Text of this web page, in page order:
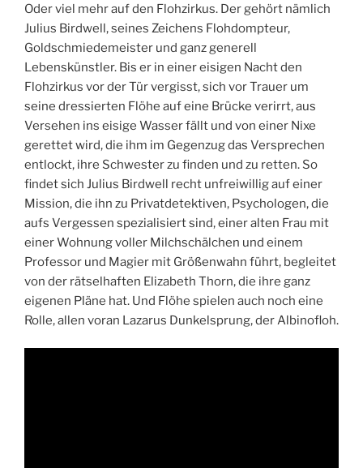
Oder viel mehr auf den Flohzirkus. Der gehört nämlich
Julius Birdwell, seines Zeichens Flohdompteur,
Goldschmiedemeister und ganz generell
Lebenskünstler. Bis er in einer eisigen Nacht den
Flohzirkus vor der Tür vergisst, sich vor Trauer um
seine dressierten Flöhe auf eine Brücke verirrt, aus
Versehen ins eisige Wasser fällt und von einer Nixe
gerettet wird, die ihm im Gegenzug das Versprechen
entlockt, ihre Schwester zu finden und zu retten. So
findet sich Julius Birdwell recht unfreiwillig auf einer
Mission, die ihn zu Privatdetektiven, Psychologen, die
aufs Vergessen spezialisiert sind, einer alten Frau mit
einer Wohnung voller Milchschälchen und einem
Professor und Magier mit Größenwahn führt, begleitet
von der rätselhaften Elizabeth Thorn, die ihre ganz
eigenen Pläne hat. Und Flöhe spielen auch noch eine
Rolle, allen voran Lazarus Dunkelsprung, der Albinofloh.